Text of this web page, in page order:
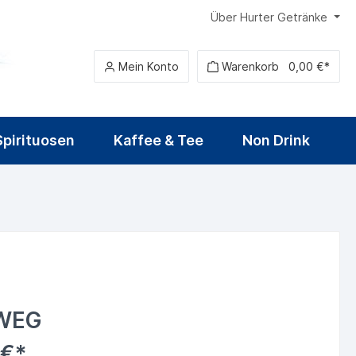
Über Hurter Getränke
Mein Konto Warenkorb 0,00 €*
Kaffee & Tee Non Drink